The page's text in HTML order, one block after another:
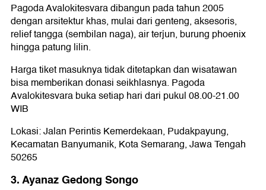
Pagoda Avalokitesvara dibangun pada tahun 2005
dengan arsitektur khas, mulai dari genteng, aksesoris,
relief tangga (sembilan naga), air terjun, burung phoenix
hingga patung lilin.
Harga tiket masuknya tidak ditetapkan dan wisatawan
bisa memberikan donasi seikhlasnya. Pagoda
Avalokitesvara buka setiap hari dari pukul 08.00-21.00
WIB
Lokasi: Jalan Perintis Kemerdekaan, Pudakpayung,
Kecamatan Banyumanik, Kota Semarang, Jawa Tengah
50265
3. Ayanaz Gedong Songo